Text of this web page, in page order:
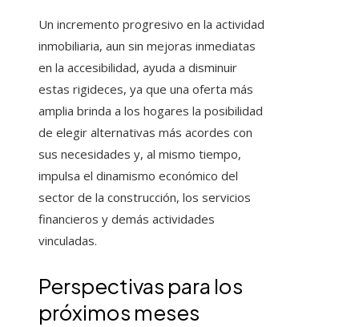
Un incremento progresivo en la actividad
inmobiliaria, aun sin mejoras inmediatas
en la accesibilidad, ayuda a disminuir
estas rigideces, ya que una oferta más
amplia brinda a los hogares la posibilidad
de elegir alternativas más acordes con
sus necesidades y, al mismo tiempo,
impulsa el dinamismo económico del
sector de la construcción, los servicios
financieros y demás actividades
vinculadas.
Perspectivas para los
próximos meses